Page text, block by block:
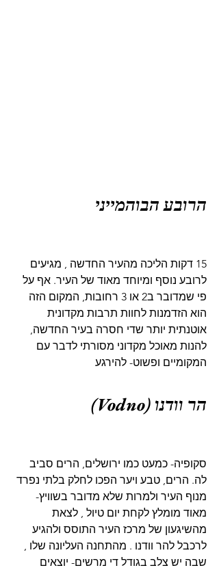
הרובע הבוהמייני
15 דקות הליכה מהעיר החדשה , מגיעים
לרובע נוסף ומיוחד מאוד של העיר. אף על
פי שמדובר ב2 או 3 רחובות, המקום הזה
הוא הזדמנות לחוות תרבות מקדונית
אוטנתית יותר שדי חסרה בעיר החדשה,
להנות מאוכל מקדוני מסורתי לדבר עם
המקומיים ופשוט- להירגע
הר וודנו (Vodno)
סקופיה- כמעט כמו ירושלים, הרים סביב
לה. הרים, טבע ויער הפכו לחלק בלתי נפרד
מנוף העיר ולמרות שלא מדובר בשוויץ-
מאוד מומלץ לקחת יום טיול , לצאת
מהשיגעון של מרכז העיר התוסס ולהגיע
לרכבל להר וודנו . מהתחנה העליונה שלו ,
שבה יש צלב בגודל די מרשים- יוצאים